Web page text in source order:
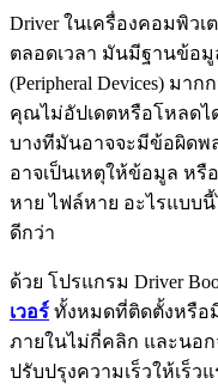
Driver ในเครื่องคอมพิว
ตลอดเวลา มันมีฐานข้อ
(Peripheral Devices) มา
คุณไม่อัปเดตหรือโหลดไ
บางทีมันอาจจะมีข้อผิดพ
อาจเป็นเหตุให้ข้อมูล หรื
หาย ไฟล์หาย อะไรแบบนี้
ดีกว่า
ด้วย โปรแกรม Driver
เวอร์ ทั้งหมดที่ติดตั้งหรือ
ภายในไม่กี่คลิก และนอ
ปรับปรุงความเร็วให้เร็ว